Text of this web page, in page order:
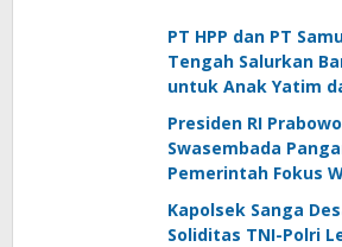
PT HPP dan PT
Tengah Salurkan
untuk Anak Yatim
Presiden RI
Swasembada
Pemerintah Fokus
Kemandirian Energi
Kapolsek Sanga
Soliditas TNI-Polri